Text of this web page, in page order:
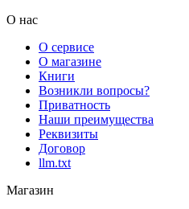
О нас
О сервисе
О магазине
Книги
Возникли вопросы?
Приватность
Наши преимущества
Реквизиты
Договор
llm.txt
Магазин